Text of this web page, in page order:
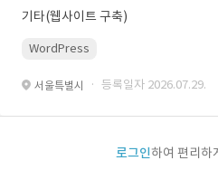
기타(웹사이트 구축)
WordPress
서울특별시 · 등록일자 2026.07.29.
로그인하여 편리하